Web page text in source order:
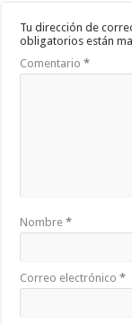
Tu dirección de
obligatorios están
Comentario*
Nombre*
Correo electrónico*